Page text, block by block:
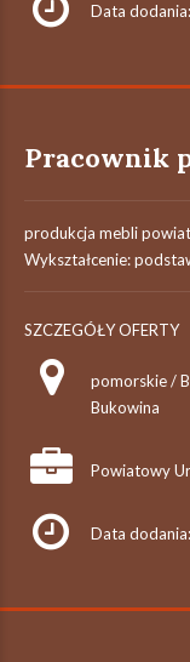
Data
Pracownik
produkcja mebli
Wykształcenie:
SZCZEGÓŁY OFERTY
pomorskie /
Bukowina
Powiatowy
Data